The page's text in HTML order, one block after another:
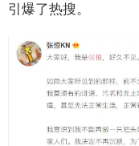
引爆了热搜。